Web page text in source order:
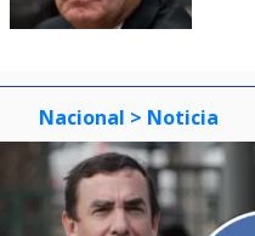
Nacional > Noticia